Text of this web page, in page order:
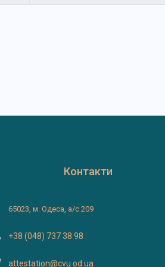
Контакти
65023, м. Одеса, а/с 209
+38 (048) 737 38 98
attestation@cvu.od.ua